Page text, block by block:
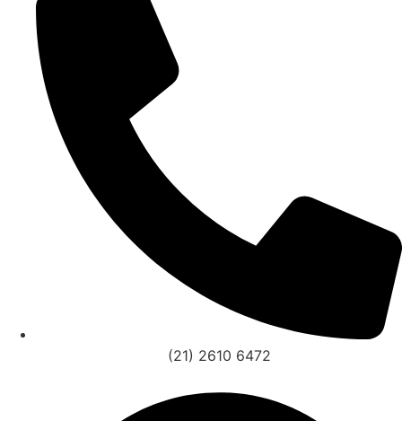
(21) 2610 6472